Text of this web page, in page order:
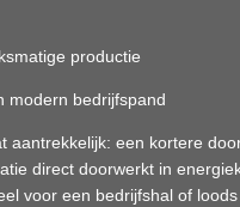
productie
modern bedrijfspand
aantrekkelijk: een kortere
direct doorwerkt in
voor een bedrijfshal of